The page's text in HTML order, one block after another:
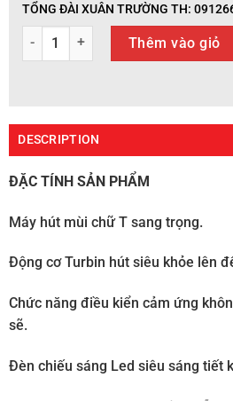
TỔNG ĐÀI XUÂN TRƯỜNG TH:
Máy hút mùi kiểu chữ T Tròn Model:
Thêm vào giỏ
DESCRIPTION
ĐẶC TÍNH SẢN PHẨM
Máy hút mùi chữ T sang trọng.
Động cơ Turbin hút siêu khỏe lên
Chức năng điều kiển cảm ứng
sẽ.
Đèn chiếu sáng Led siêu sáng tiết